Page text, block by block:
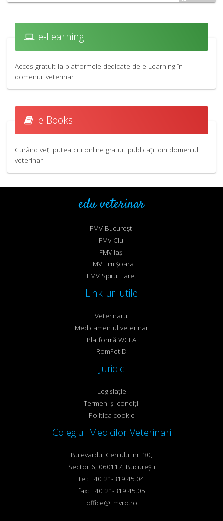
e-Learning
Acces gratuit la platformele dedicate de e-Learning în
domeniul veterinar
e-Books
Curând veți putea citi online gratuit publicații din domeniul
veterinar
edu veterinar
FMV București
FMV Cluj
FMV Iași
FMV Timișoara
FMV Spiru Haret
Link-uri utile
Veterinarul
Medicamentul veterinar
Platformă WCEA
RomPetID
Juridic
Legislație
Termeni și condiții
Politica cookie
Colegiul Medicilor Veterinari
Bulevardul Geniului nr. 30,
Sector 6, 060117, București
tel: +40 21-319.45.04
fax: +40 21-319.45.05
office@cmvro.ro